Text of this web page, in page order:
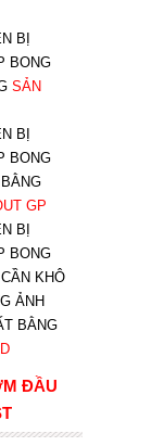
BỊ
BONG
SẢN
BỊ
BONG
GP
BỊ
BONG
KHÔ
ẢNH
BẰNG
ĐẦU